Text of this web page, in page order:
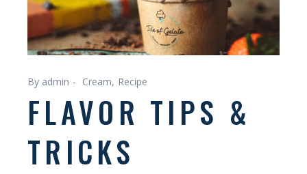
By admin Cream Recipe
FLAVOR TIPS &
TRICKS